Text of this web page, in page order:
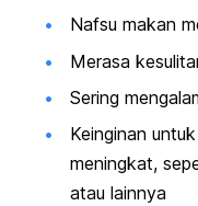
Nafsu makan
Merasa
Sering
Keinginan
meningkat,
atau lainnya